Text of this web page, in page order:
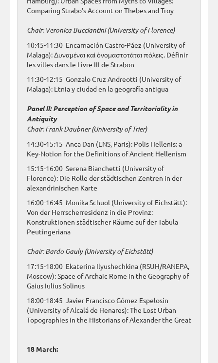
Comparing Strabo's Account on Thebes and Troy
Chair: Veronica Bucciantini (University of Florence)
10:45-11:30 Encarnación Castro-Páez (University of
Malaga): Δυναμέναι καὶ ὀνομαστοτάται πόλεις. Définir
les villes dans le Livre III de Strabon
11:30-12:15 Gonzalo Cruz Andreotti (University of
Malaga): Etnia y ciudad en la geografía antigua
Panel II: Perception of Space and Territoriality in
Antiquity
Chair: Frank Daubner (University of Trier)
14:30-15:15 Anca Dan (ENS, Paris): Polis Hellenis: a
Key-Notion for the Definitions of Ancient Hellenism
15:15-16:00 Serena Bianchetti (University of
Florence): Die Rolle der städtischen Zentren in der
alexandrinischen Karte
16:00-16:45 Monika Schuol (University of Eichstätt):
Von der Herrscherresidenz in die Provinz:
Konstruktionen städtischer Räume auf der Tabula
Peutingeriana
Chair: Bardo Gauly (University of Eichstätt)
17:15-18:00 Ekaterina Ilyushechkina (RSUH/RANEPA,
Moscow): Space of Archaic Rome in the Geography of
Gaius Iulius Solinus
18:00-18:45 Javier Francisco Gómez Espelosín
(University of Alcalá de Henares): The Lost Urban
Topographies in the Historians of Alexander the Great
18 March: